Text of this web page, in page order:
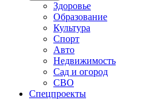
Здоровье
Образование
Культура
Спорт
Авто
Недвижимость
Сад и огород
СВО
Спецпроекты